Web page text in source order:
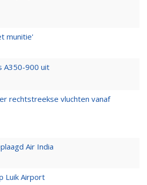
munitie'
A350-900 uit
rechtstreekse vluchten vanaf
Air India
Luik Airport